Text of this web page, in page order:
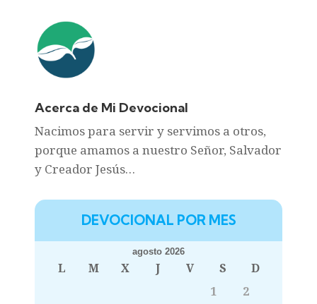
Acerca de Mi Devocional
Nacimos para servir y servimos a otros,
porque amamos a nuestro Señor, Salvador
y Creador Jesús…
DEVOCIONAL POR MES
agosto 2026
L M X J V S
D
1
2